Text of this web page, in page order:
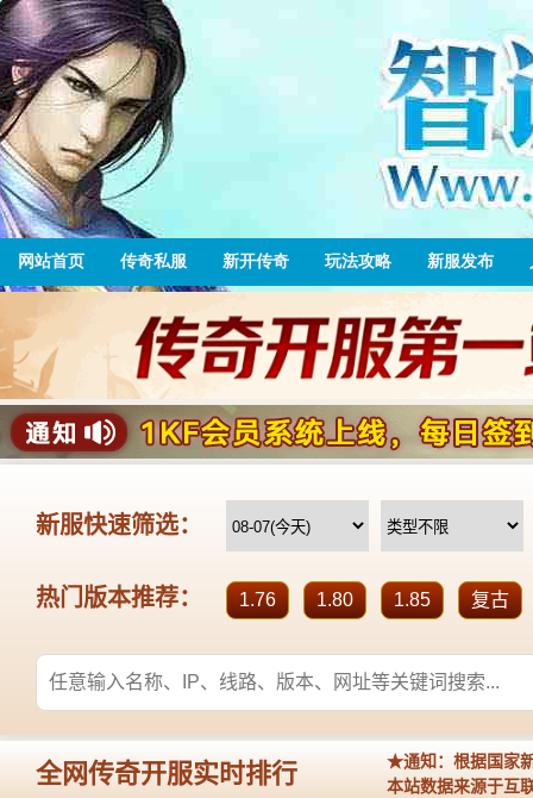
网站首页 传奇私服 新开传奇 玩法攻略 新服发布